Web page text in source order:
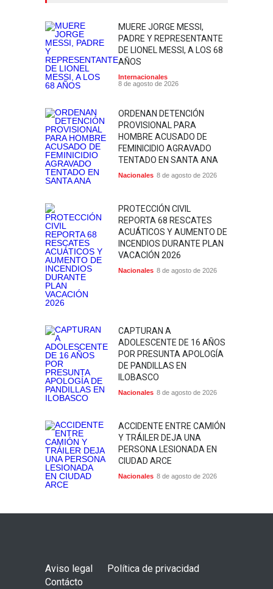
MUERE JORGE MESSI,
PADRE Y REPRESENTANTE
DE LIONEL MESSI, A LOS 68
AÑOS
Internacionales
8 de agosto de 2026
ORDENAN DETENCIÓN
PROVISIONAL PARA
HOMBRE ACUSADO DE
FEMINICIDIO AGRAVADO
TENTADO EN SANTA ANA
Nacionales 8 de agosto de 2026
PROTECCIÓN CIVIL
REPORTA 68 RESCATES
ACUÁTICOS Y AUMENTO DE
INCENDIOS DURANTE PLAN
VACACIÓN 2026
Nacionales 8 de agosto de 2026
CAPTURAN A
ADOLESCENTE DE 16 AÑOS
POR PRESUNTA APOLOGÍA
DE PANDILLAS EN
ILOBASCO
Nacionales 8 de agosto de 2026
ACCIDENTE ENTRE CAMIÓN
Y TRÁILER DEJA UNA
PERSONA LESIONADA EN
CIUDAD ARCE
Nacionales 8 de agosto de 2026
Aviso legal
Política de privacidad
Contácto